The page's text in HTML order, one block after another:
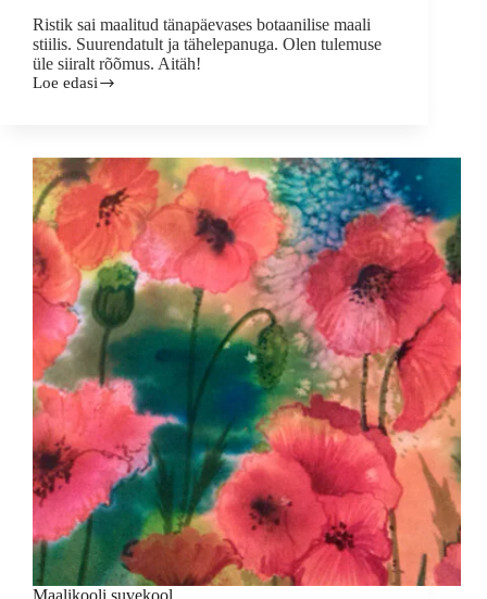
Ristik sai maalitud tänapäevases botaanilise maali
stiilis. Suurendatult ja tähelepanuga. Olen tulemuse
üle siiralt rõõmus. Aitäh!
Loe edasi
Täna